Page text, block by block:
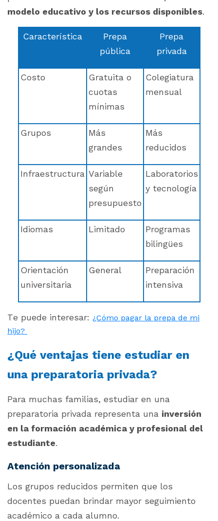
modelo educativo y los recursos disponibles.
Característica
Prepa
pública
Prepa
privada
Costo
Gratuita o
cuotas
mínimas
Colegiatura
mensual
Grupos
Más
grandes
Más
reducidos
Infraestructura Variable
según
presupuesto
Laboratorios
y tecnología
Idiomas Limitado
Programas
bilingües
Orientación
universitaria
General
Preparación
intensiva
Te puede interesar: ¿Cómo pagar la prepa de mi
hijo?
¿Qué ventajas tiene estudiar en
una preparatoria privada?
Para muchas familias, estudiar en una
preparatoria privada representa una inversión
en la formación académica y profesional del
estudiante.
Atención personalizada
Los grupos reducidos permiten que los
docentes puedan brindar mayor seguimiento
académico a cada alumno.